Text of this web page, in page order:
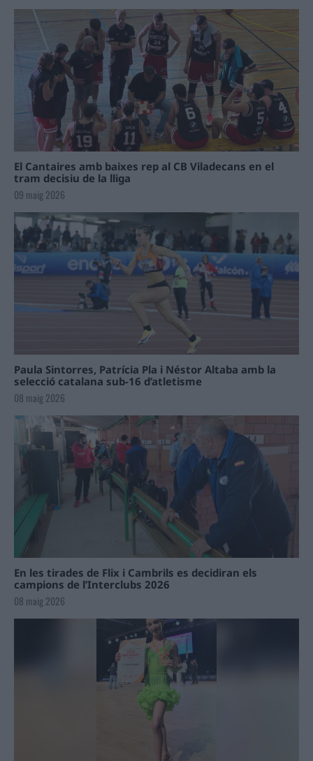
El Cantaires amb baixes rep al CB Viladecans en el
tram decisiu de la lliga
09 maig 2026
Paula Sintorres, Patrícia Pla i Néstor Altaba amb la
selecció catalana sub-16 d’atletisme
08 maig 2026
En les tirades de Flix i Cambrils es decidiran els
campions de l’Interclubs 2026
08 maig 2026